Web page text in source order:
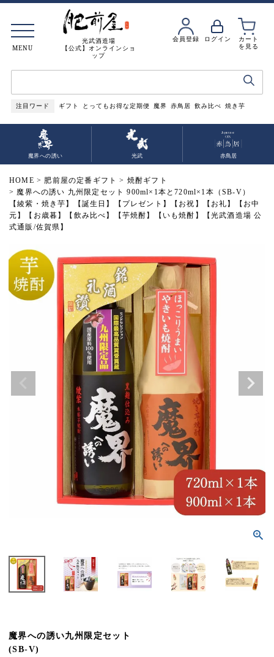
光武酒造場
【公式】オンラインショ
ップ
会員登録 ログイン
カート
を見る
注目ワード ギフト とってもお得な定期便 魔界 赤鳥居 飲み比べ 焼き芋
MENU
魔界への誘い 光武 赤鳥居
HOME 肥前屋の定番ギフト
焼酎ギフト
魔界への誘い 九州限定セット 900ml×1本と720ml×1本（SB-V）
【綾紫・焼き芋】【誕生日】【プレゼント】【お祝】【お礼】【お中
元】【お歳暮】【飲み比べ】【芋焼酎】【いも焼酎】【光武酒造場 公
式通販/佐賀県】
魔界への誘い九州限定セット
(SB-V)